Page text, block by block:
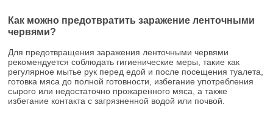
Как можно предотвратить заражение ленточными
червями?
Для предотвращения заражения ленточными червями
рекомендуется соблюдать гигиенические меры, такие как
регулярное мытье рук перед едой и после посещения туалета,
готовка мяса до полной готовности, избегание употребления
сырого или недостаточно прожаренного мяса, а также
избегание контакта с загрязненной водой или почвой.